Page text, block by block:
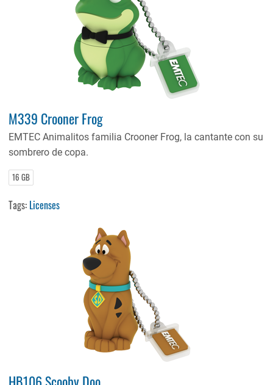
M339 Crooner Frog
EMTEC Animalitos familia Crooner Frog, la cantante con su
sombrero de copa.
16 GB
Tags: Licenses